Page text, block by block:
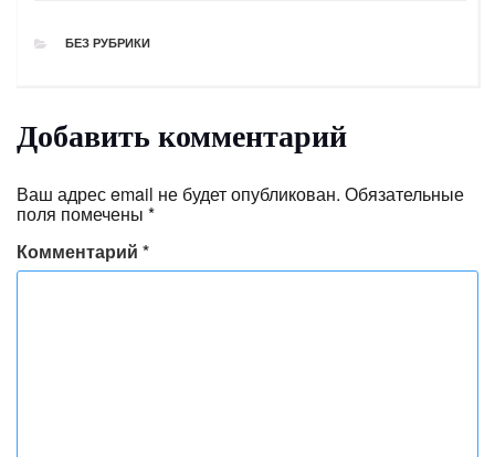
РУБРИКИ
БЕЗ РУБРИКИ
Добавить комментарий
Ваш адрес email не будет опубликован. Обязательные
поля помечены *
Комментарий *